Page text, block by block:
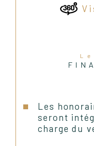
- Cuisine
Les
seront
charge du